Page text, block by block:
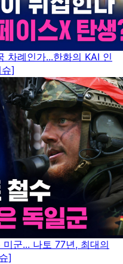
차례인가...한화의 KAI 인
]
군... 나토 77년, 최대의
]